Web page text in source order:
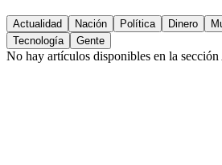
Actualidad Nación Política Dinero
Tecnología
Gente
No hay artículos disponibles en la sección